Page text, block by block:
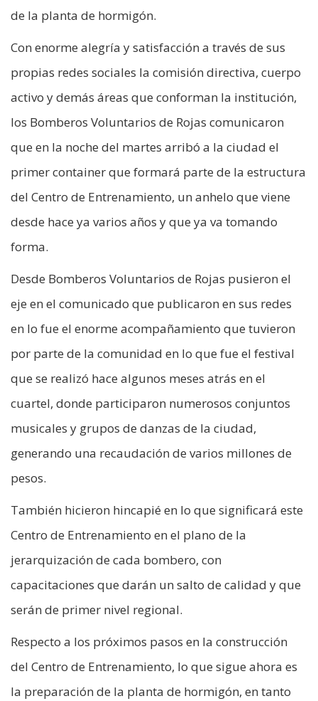
de la planta de hormigón.
Con enorme alegría y satisfacción a través de sus
propias redes sociales la comisión directiva, cuerpo
activo y demás áreas que conforman la institución,
los Bomberos Voluntarios de Rojas comunicaron
que en la noche del martes arribó a la ciudad el
primer container que formará parte de la estructura
del Centro de Entrenamiento, un anhelo que viene
desde hace ya varios años y que ya va tomando
forma.
Desde Bomberos Voluntarios de Rojas pusieron el
eje en el comunicado que publicaron en sus redes
en lo fue el enorme acompañamiento que tuvieron
por parte de la comunidad en lo que fue el festival
que se realizó hace algunos meses atrás en el
cuartel, donde participaron numerosos conjuntos
musicales y grupos de danzas de la ciudad,
generando una recaudación de varios millones de
pesos.
También hicieron hincapié en lo que significará este
Centro de Entrenamiento en el plano de la
jerarquización de cada bombero, con
capacitaciones que darán un salto de calidad y que
serán de primer nivel regional.
Respecto a los próximos pasos en la construcción
del Centro de Entrenamiento, lo que sigue ahora es
la preparación de la planta de hormigón, en tanto